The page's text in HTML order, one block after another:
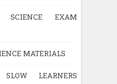
SCIENCE EXAM
MATERIALS
LEARNERS